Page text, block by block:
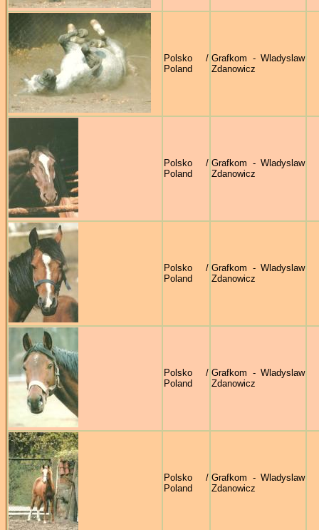
Polsko /
Poland
Grafkom - Wladyslaw
Zdanowicz
Polsko /
Poland
Grafkom - Wladyslaw
Zdanowicz
Polsko /
Poland
Grafkom - Wladyslaw
Zdanowicz
Polsko /
Poland
Grafkom - Wladyslaw
Zdanowicz
Polsko /
Poland
Grafkom - Wladyslaw
Zdanowicz